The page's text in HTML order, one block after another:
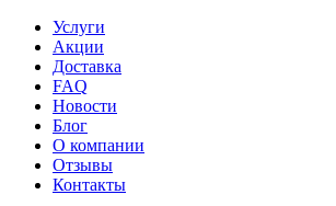
Услуги
Акции
Доставка
FAQ
Новости
Блог
О компании
Отзывы
Контакты